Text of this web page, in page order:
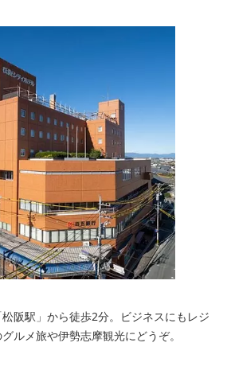
阪駅」から徒歩2分。ビジネスにもレジ
ルメ旅や伊勢志摩観光にどうぞ。